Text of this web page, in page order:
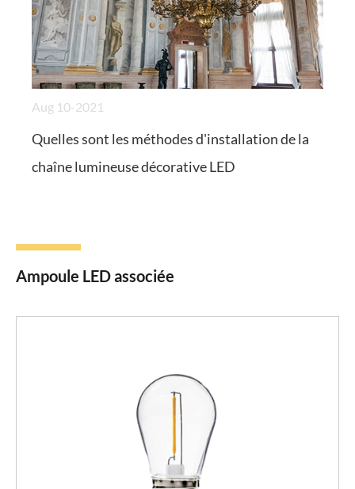
Aug 10-2021
Quelles sont les méthodes d'installation de la
chaîne lumineuse décorative LED
Ampoule LED associée